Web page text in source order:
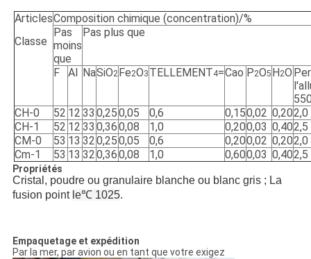
Articles
Classe
Composition chimique (concentration)/%
Pas
moins
que
Pas plus que
F Al NaSiO2 Fe2O3 TELLEMENT4=Cao P2O5 H 2O
CH-0
52 12 33 0,250,05 0,6 0,150,02 0,202,0
CH-1
52 12 33 0,360,08 1,0 0,200,03 0,402,5
CM-0
53 13 320,250,05 0,6 0,200,02 0,202,0
Cm-1
53 13 320,360,08 1,0 0,600,03 0,402,5
Propriétés
Cristal, poudre ou granulaire blanche ou blanc gris ; La
fusion point le℃ 1025.
Empaquetage et expédition
Par la mer, par avion ou en tant que votre exigez